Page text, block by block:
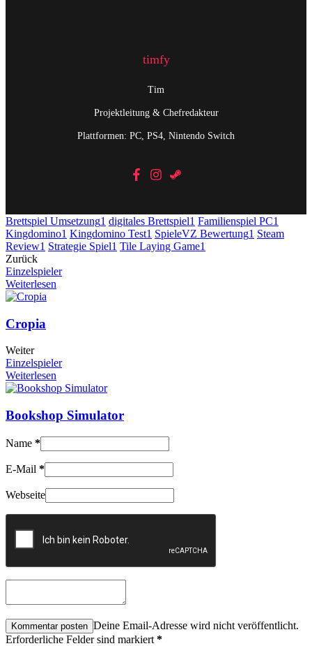
timfy
Tim
Projektleitung & Chefredakteur
Plattformen: PC, PS4, Nintendo Switch
Brettspiel Umsetzung1 digitales Brettspiel1 Familienspiel PC1
Kingdomino1 Kingdomino Test1 SpieleVZ Bewertung1 Steam
Review1 Strategie Spiel1 Tile Laying Game1
Zurück
Einzelspieler
Weiterlesen
Cropia
Weiter
Einzelspieler
Weiterlesen
Bookshop Simulator
Name *
E-Mail *
Webseite
Deine Email-Adresse wird nicht veröffentlicht.
Erforderliche Felder sind markiert *